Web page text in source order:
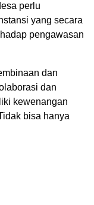
perlu
yang secara
pengawasan
dan
dan
kewenangan
bisa hanya